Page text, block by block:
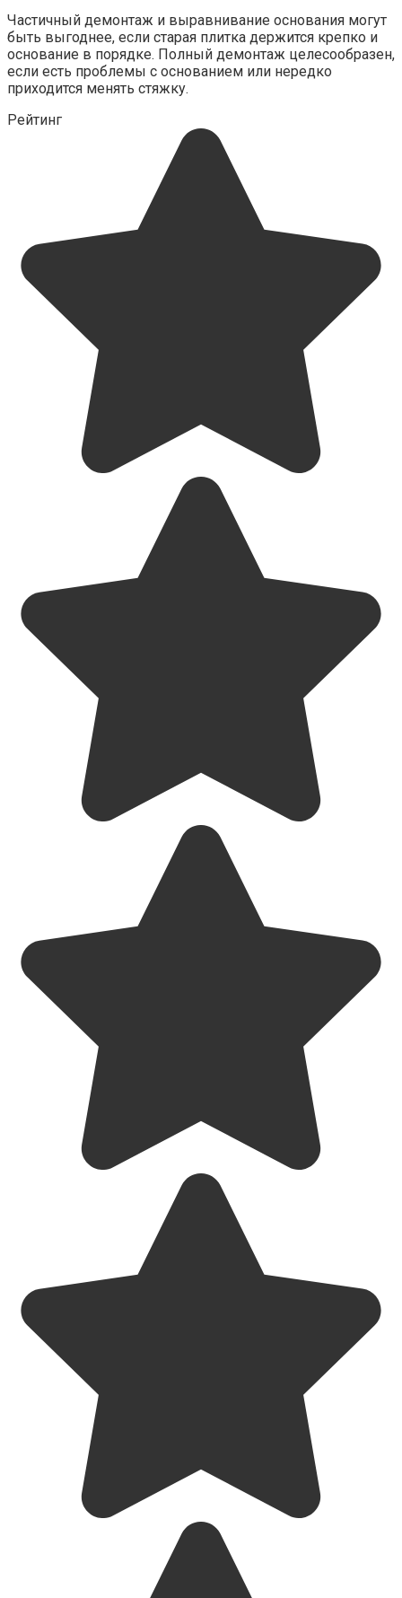
Частичный демонтаж и выравнивание основания могут
быть выгоднее, если старая плитка держится крепко и
основание в порядке. Полный демонтаж целесообразен,
если есть проблемы с основанием или нередко
приходится менять стяжку.
Рейтинг